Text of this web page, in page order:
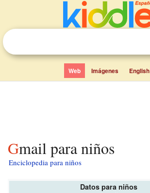
Web Imágenes English
Gmail para niños
Enciclopedia para niños
Datos para niños